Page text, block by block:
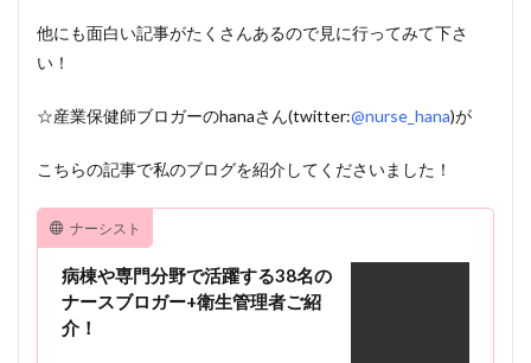
他にも面白い記事がたくさんあるので見に行ってみて下さ
い！
☆産業保健師ブロガーのhanaさん(twitter:@nurse_hana)が
こちらの記事で私のブログを紹介してくださいました！
ナーシスト
病棟や専門分野で活躍する38名の
ナースブロガー+衛生管理者ご紹
介！